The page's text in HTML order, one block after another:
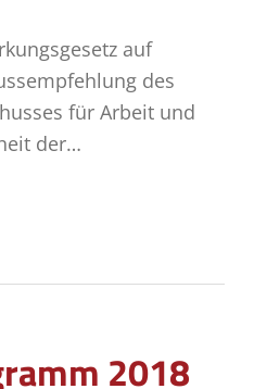
auf
des
für Arbeit und
der…
2018